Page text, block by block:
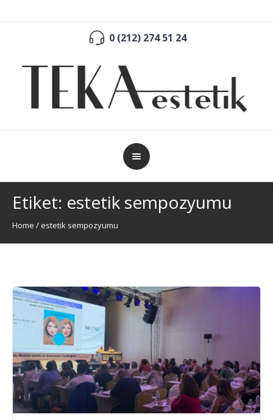
0 (212) 274 51 24
Etiket: estetik sempozyumu
Home / estetik sempozyumu